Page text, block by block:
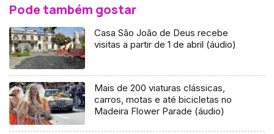
Pode também gostar
Casa São João de Deus recebe
visitas a partir de 1 de abril (áudio)
Mais de 200 viaturas clássicas,
carros, motas e até bicicletas no
Madeira Flower Parade (áudio)